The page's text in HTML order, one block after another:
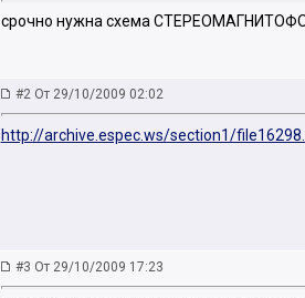
срочно нужна схема
#2 От 29/10/2009 02:02
http://archive.espec.ws/section1/
#3 От 29/10/2009 17:23